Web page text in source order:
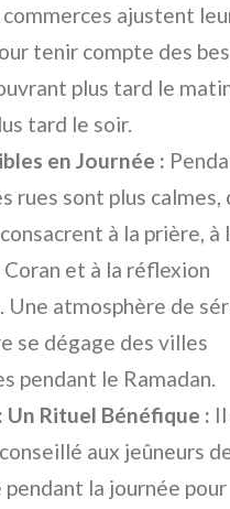
ajustent
tenir compte des
plus tard le
tard le soir.
en Journée :
rues sont plus calmes,
à la prière, à
et à la réflexion
Une atmosphère de
se dégage des villes
pendant le Ramadan.
Un Rituel Bénéfique :
aux jeûneurs
pendant la journée pour